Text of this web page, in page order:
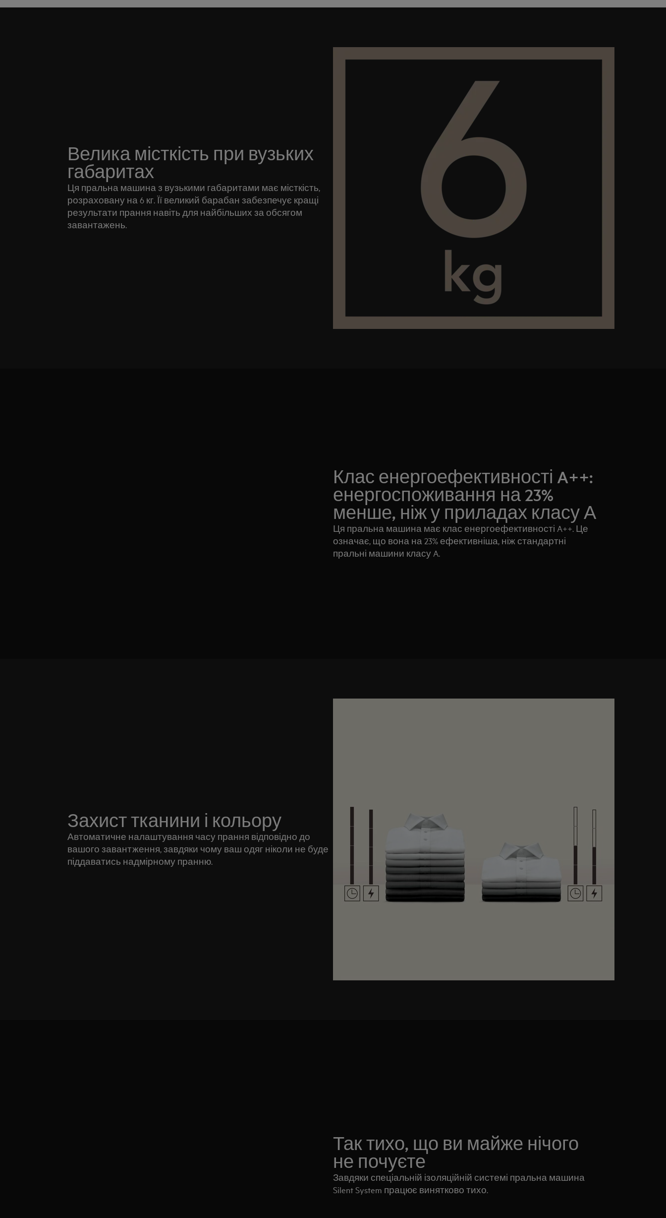
Велика місткість при вузьких
габаритах
Ця пральна машина з вузькими габаритами має місткість,
розраховану на 6 кг. Її великий барабан забезпечує кращі
результати прання навіть для найбільших за обсягом
завантажень.
Клас енергоефективності A++:
енергоспоживання на 23%
менше, ніж у приладах класу А
Ця пральна машина має клас енергоефективності A++. Це
означає, що вона на 23% ефективніша, ніж стандартні
пральні машини класу A.
Захист тканини і кольору
Автоматичне налаштування часу прання відповідно до
вашого завантження, завдяки чому ваш одяг ніколи не буде
піддаватись надмірному пранню.
Так тихо, що ви майже нічого
не почуєте
Завдяки спеціальній ізоляційній системі пральна машина
Silent System працює винятково тихо.